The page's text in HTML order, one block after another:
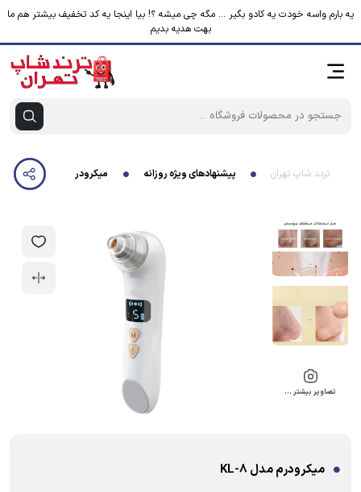
یه بارم واسه خودت یه کادو بگیر ... مگه چی میشه ؟! بیا اینجا یه کد تخفیف بیشتر هم ما
بهت هدیه بدیم
ترند شاپ تهران پیشنهادهای ویژه روزانه میکرودرم مدل KL-8
تصاویر بیشتر …
میکرودرم مدل KL-8